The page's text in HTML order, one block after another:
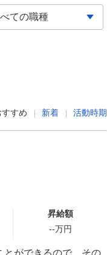
すすめ 新着 活動時期
昇給額
--万円